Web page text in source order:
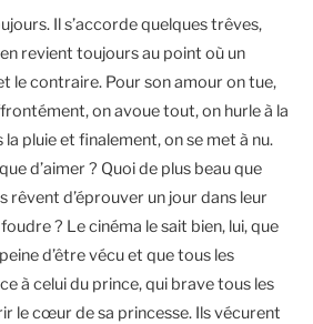
Il s’accorde quelques trêves,
revient toujours au point où un
le contraire. Pour son amour on tue,
on avoue tout, on hurle à la
la pluie et finalement, on se met à nu.
d’aimer ? Quoi de plus beau que
rêvent d’éprouver un jour dans leur
? Le cinéma le sait bien, lui, que
d’être vécu et que tous les
à celui du prince, qui brave tous les
le cœur de sa princesse. Ils vécurent